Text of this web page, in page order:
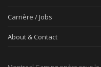
Carrière / Jobs
About & Contact